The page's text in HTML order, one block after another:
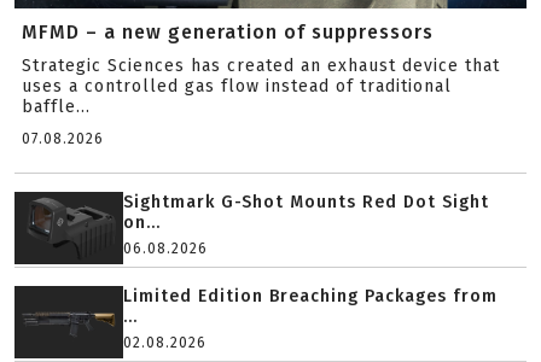
MFMD – a new generation of suppressors
Strategic Sciences has created an exhaust device that
uses a controlled gas flow instead of traditional
baffle...
07.08.2026
Sightmark G-Shot Mounts Red Dot Sight
on...
06.08.2026
Limited Edition Breaching Packages from
...
02.08.2026